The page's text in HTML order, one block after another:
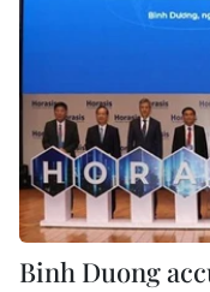
Binh Duong